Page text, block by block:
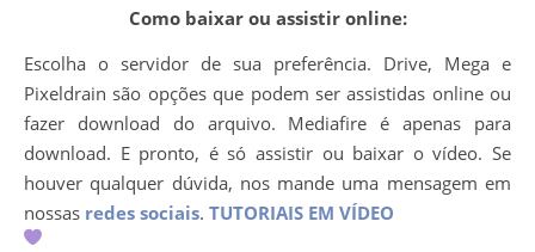
Como baixar ou assistir online:
Escolha o servidor de sua preferência. Drive, Mega e
Pixeldrain são opções que podem ser assistidas online ou
fazer download do arquivo. Mediafire é apenas para
download. E pronto, é só assistir ou baixar o vídeo. Se
houver qualquer dúvida, nos mande uma mensagem em
nossas redes sociais. TUTORIAIS EM VÍDEO